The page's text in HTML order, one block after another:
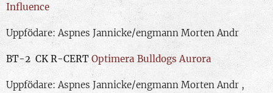
Influence
Uppfödare: Aspnes Jannicke/engmann Morten Andr
BT-2 CK R-CERT Optimera Bulldogs Aurora
Uppfödare: Aspnes Jannicke/engmann Morten Andr ,